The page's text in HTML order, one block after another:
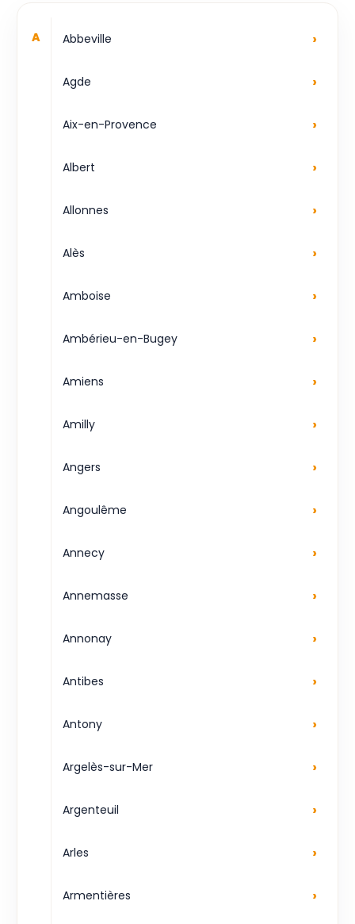
A Abbeville ›
Agde ›
Aix-en-Provence ›
Albert ›
Allonnes ›
Alès ›
Amboise ›
Ambérieu-en-Bugey ›
Amiens ›
Amilly ›
Angers ›
Angoulême ›
Annecy ›
Annemasse ›
Annonay ›
Antibes ›
Antony ›
Argelès-sur-Mer ›
Argenteuil ›
Arles ›
Armentières ›